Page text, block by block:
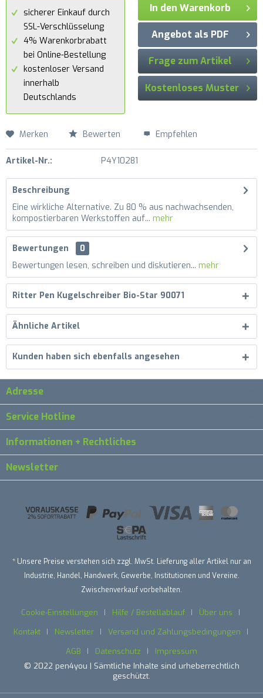
sicherer Einkauf durch
SSL-Verschlüsselung
4% Warenkorbrabatt
bei Online-Bestellung
kostenloser Versand
innerhalb
Deutschlands
In den Warenkorb
Angebot als PDF
Frage zum Artikel
Kostenloses Muster
Merken Bewerten Empfehlen
Artikel-Nr.: P4Y10281
Beschreibung
Eine wirkliche Alternative. Zu 80 % aus nachwachsenden,
kompostierbaren Werkstoffen auf... mehr
Bewertungen
0
Bewertungen lesen, schreiben und diskutieren... mehr
Ritter Pen Kugelschreiber Bio-Star 90071
Ähnliche Artikel
Kunden haben sich ebenfalls angesehen
Adresse
Service Hotline
Informationen + Rechtliches
Newsletter
* Unsere Preise verstehen sich zzgl. MwSt. Lieferung aller Artikel nur an
Industrie, Handel, Handwerk, Gewerbe, Institutionen und Vereine.
Zwischenverkauf vorbehalten.
Cookie-Einstellungen Hilfe / Bestellablauf
Über uns
Kontakt
Newsletter
Versand und Zahlungsbedingungen
AGB
Datenschutz
Impressum
© 2022 pen4you | Sämtliche Inhalte sind urheberrechtlich
geschützt.